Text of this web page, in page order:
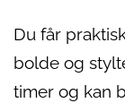
Du får
bolde og
timer og kan